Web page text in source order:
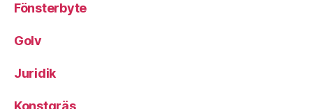
Fönsterbyte
Golv
Juridik
Konstgräs